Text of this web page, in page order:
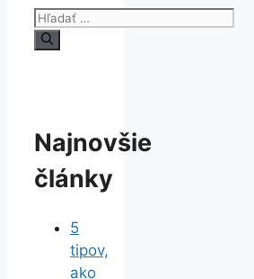
Hľadať:
Najnovšie
články
5
tipov,
ako